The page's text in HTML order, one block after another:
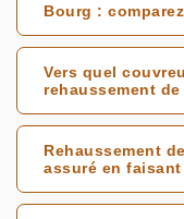
Bourg :
Vers quel
rehaussement
Rehaussement
assuré en faisant